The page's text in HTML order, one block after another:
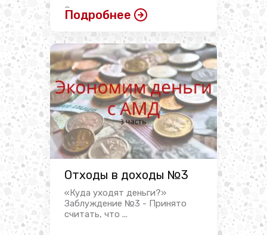
Сегодня используется много
различных типов пластмассы.
Полимерные изделия оказались
...
Подробнее
Отходы в доходы №3
«Куда уходят деньги?»
Заблуждение №3 - Принято
считать, что ...